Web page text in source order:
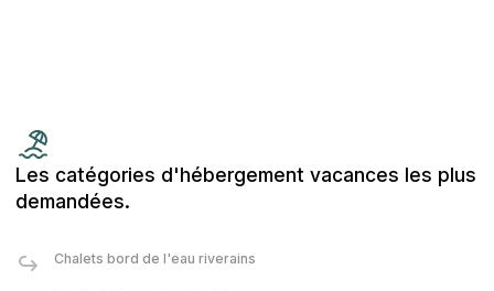
Les catégories d'hébergement vacances les plus
demandées.
Chalets bord de l'eau riverains